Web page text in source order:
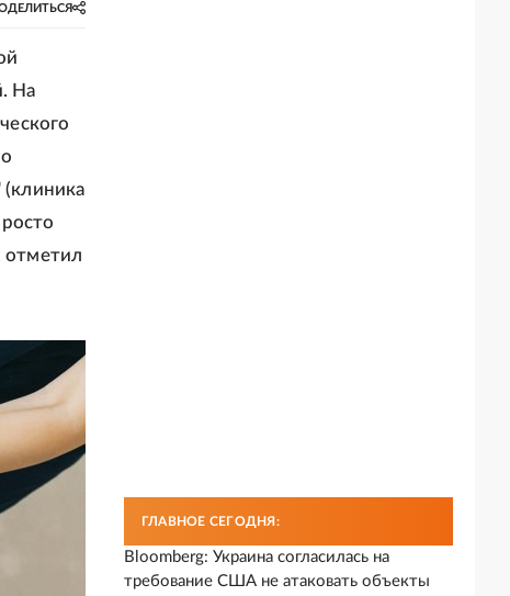
На
отметил
ГЛАВНОЕ СЕГОДНЯ:
Bloomberg: Украина согласилась на
требование США не атаковать объекты